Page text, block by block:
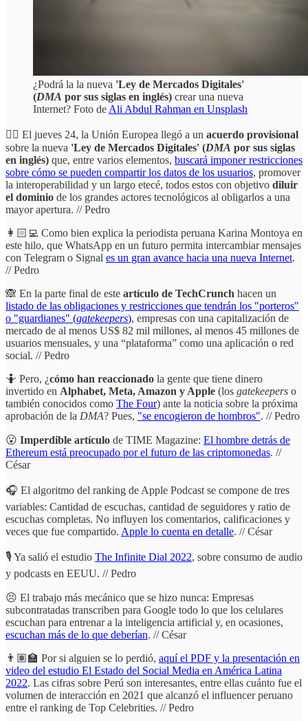
¿Podrá la la nueva 'Ley de Mercados Digitales'
(DMA por sus siglas en inglés) crear una nueva
Internet? Foto de Ali Abdul Rahman en Unsplash
✊🏾 El jueves 24, la Unión Europea llegó a un acuerdo provisional
sobre la nueva 'Ley de Mercados Digitales' (DMA por sus siglas
en inglés) que, entre varios elementos, buscará imponer restricciones
sobre cómo se pueden compartir los datos de los usuarios, promover
la interoperabilidad y un largo etecé, todos estos con objetivo diluir
el dominio de los grandes actores tecnológicos al obligarlos a una
mayor apertura. // Pedro
👩🏻‍💻 Como bien explica la periodista peruana Karina Montoya en
este hilo, que WhatsApp en un futuro permita intercambiar mensajes
con Telegram o Signal es un gran avance hacia una nueva Internet.
// Pedro
🙈 En la parte final de este artículo de TechCrunch hacen un
listado de las obligaciones y restricciones que tendrán los "porteros"
o "guardianes" (gatekeepers), empresas con una capitalización de
mercado de al menos US$ 82 mil millones, al menos 45 millones de
usuarios mensuales, y una “plataforma” como una aplicación o red
social. // Pedro
🤷 Pero, ¿cómo han reaccionado la gente que tiene dinero
invertido en Alphabet, Meta, Amazon y Apple (los gatekeepers o
también conocidos como The Four) ante la noticia sobre la próxima
aprobación de la DMA? Pues, "se encogieron de hombros". // Pedro
😮 Imperdible artículo de TIME Magazine: El hombre detrás de
Ethereum está preocupado por el futuro de las criptomonedas. //
César
🎧 El algoritmo del ranking de Apple Podcast se compone de tres
variables: Cantidad de escuchas, cantidad de seguidores y ratio de
escuchas completas. No influyen los comentarios, calificaciones y
veces que fue compartido. Apple lo cuenta en detalle. // César
🎙 Ya salió el estudio The Infinite Dial 2022, sobre consumo de audio
y podcasts en EEUU. // Pedro
😣 El trabajo más mecánico que se hizo nunca: Empresas
subcontratadas transcriben para Google todo lo que los celulares
escuchan para entrenar a la inteligencia artificial y, en ocasiones,
escuchan más de lo que deberían. // César
👨🏽‍🏫 Por si alguien se lo perdió, aquí el PDF y la presentación en
video del estudio El Estado del Social Media en América Latina
2022. Las cifras sobre Perú son interesantes, entre ellas cuánto fue el
volumen de interacción en 2021 que alcanzó el influencer peruano
entre el ranking de Top Celebrities. // Pedro